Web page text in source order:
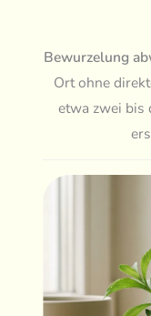
Bewurzelung
Ort ohne
etwa zwei bis